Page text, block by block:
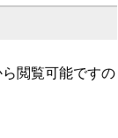
閲覧可能ですの